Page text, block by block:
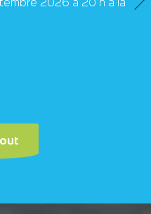
2026 à 20 h à la